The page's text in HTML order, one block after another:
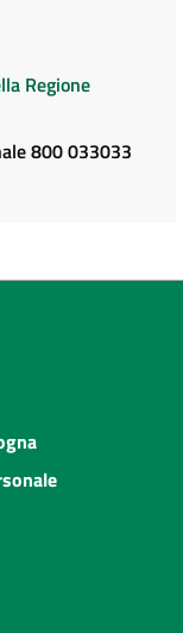
Regione
800 033033